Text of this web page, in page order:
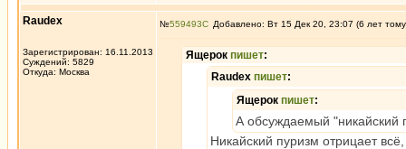
Raudex
Зарегистрирован: 16.11.2013
Суждений: 5829
Откуда: Москва
№559493 Добавлено: Вт 15 Дек 20, 23:07 (6 лет
Ящерок пишет:
Raudex пишет:
Ящерок пишет:
А обсуждаемый "никайский
Никайский пуризм отрицает